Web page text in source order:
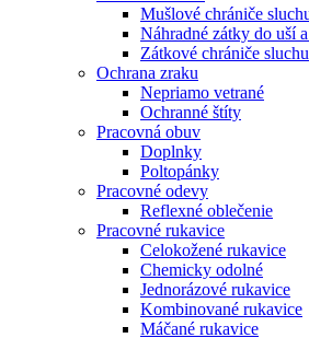
Mušlové chrániče
Náhradné zátky do uší
Zátkové chrániče sluchu
Ochrana zraku
Nepriamo vetrané
Ochranné štíty
Pracovná obuv
Doplnky
Poltopánky
Pracovné odevy
Reflexné oblečenie
Pracovné rukavice
Celokožené rukavice
Chemicky odolné
Jednorázové rukavice
Kombinované rukavice
Máčané rukavice